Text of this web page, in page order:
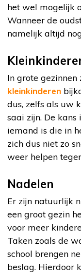
het wel mogelijk
Wanneer de
namelijk altijd
In grote
kleinkinderen
dus, zelfs als uw
saai zijn. De
iemand is die in
zich dus niet zo
weer helpen
Nadelen
Er zijn natuurlijk
een groot gezin
voor meer
Taken zoals de
school brengen
beslag. Hierdoor